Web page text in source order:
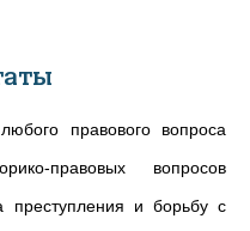
правового вопроса
правовых вопросов
преступления и борьбу с